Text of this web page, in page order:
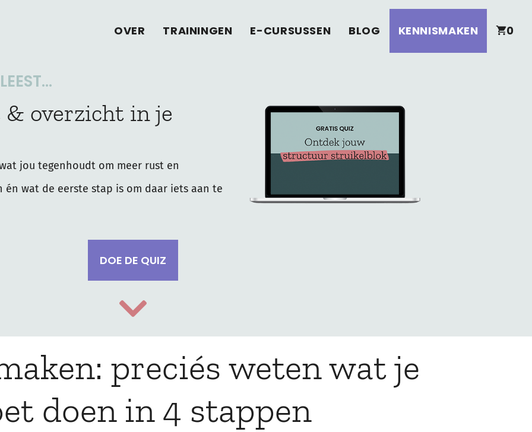
OVER TRAININGEN E-CURSUSSEN BLOG KENNISMAKEN 0
overzicht in je
jou tegenhoudt om meer rust en
wat de eerste stap is om daar iets aan te
DOE DE QUIZ
preciés weten wat je
doen in 4 stappen